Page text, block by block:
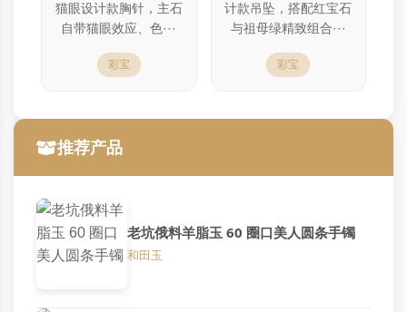
猫眼设计款胸针，主石
自带猫眼效应、色···
彩宝
计款吊坠，搭配红宝石
与祖母绿精致组合···
彩宝
推荐产品
老坑俄料羊脂玉 60 圈口美人圆条手镯
和田玉